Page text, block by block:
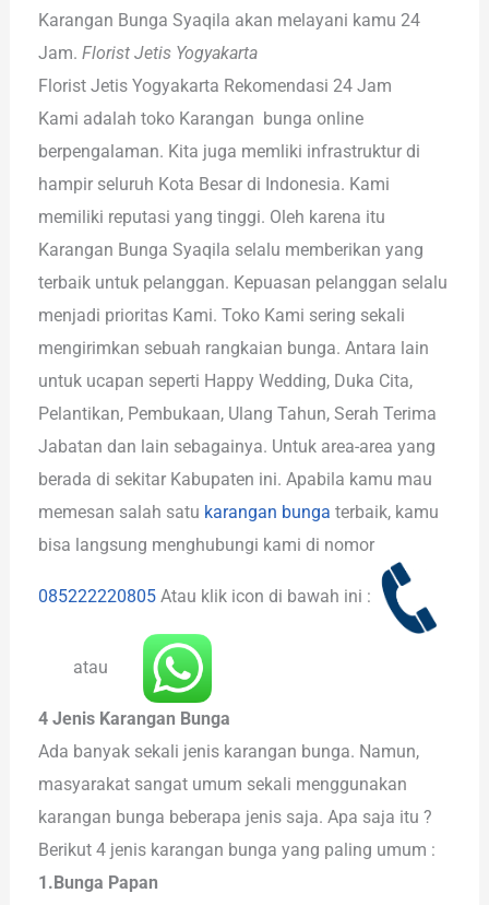
Karangan Bunga Syaqila akan melayani kamu 24
Jam.Florist Jetis Yogyakarta
Florist Jetis Yogyakarta Rekomendasi 24 Jam
Kami adalah toko Karangan bunga online
berpengalaman. Kita juga memliki infrastruktur di
hampir seluruh Kota Besar di Indonesia. Kami
memiliki reputasi yang tinggi. Oleh karena itu
Karangan Bunga Syaqila selalu memberikan yang
terbaik untuk pelanggan. Kepuasan pelanggan selalu
menjadi prioritas Kami. Toko Kami sering sekali
mengirimkan sebuah rangkaian bunga. Antara lain
untuk ucapan seperti Happy Wedding, Duka Cita,
Pelantikan, Pembukaan, Ulang Tahun, Serah Terima
Jabatan dan lain sebagainya. Untuk area-area yang
berada di sekitar Kabupaten ini. Apabila kamu mau
memesan salah satu karangan bunga terbaik, kamu
bisa langsung menghubungi kami di nomor
085222220805 Atau klik icon di bawah ini :
atau
4 Jenis Karangan Bunga
Ada banyak sekali jenis karangan bunga. Namun,
masyarakat sangat umum sekali menggunakan
karangan bunga beberapa jenis saja. Apa saja itu ?
Berikut 4 jenis karangan bunga yang paling umum :
1.Bunga Papan